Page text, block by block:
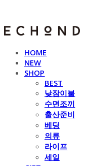
HOME
NEW
SHOP
BEST
낮잠이불
수면조끼
출산준비
베딩
의류
라이프
세일